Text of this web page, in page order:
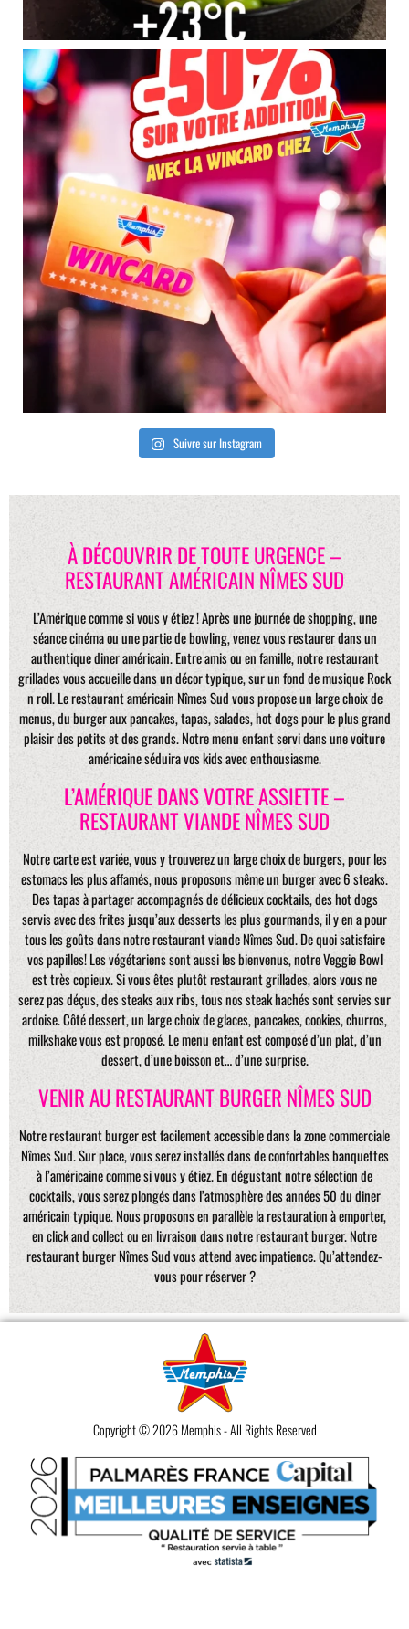
Suivre sur Instagram
À DÉCOUVRIR DE TOUTE URGENCE –
RESTAURANT AMÉRICAIN NÎMES SUD
L’Amérique comme si vous y étiez ! Après une journée de shopping, une
séance cinéma ou une partie de bowling, venez vous restaurer dans un
authentique diner américain. Entre amis ou en famille, notre restaurant
grillades vous accueille dans un décor typique, sur un fond de musique Rock
n roll. Le restaurant américain Nîmes Sud vous propose un large choix de
menus, du burger aux pancakes, tapas, salades, hot dogs pour le plus grand
plaisir des petits et des grands. Notre menu enfant servi dans une voiture
américaine séduira vos kids avec enthousiasme.
L’AMÉRIQUE DANS VOTRE ASSIETTE –
RESTAURANT VIANDE NÎMES SUD
Notre carte est variée, vous y trouverez un large choix de burgers, pour les
estomacs les plus affamés, nous proposons même un burger avec 6 steaks.
Des tapas à partager accompagnés de délicieux cocktails, des hot dogs
servis avec des frites jusqu’aux desserts les plus gourmands, il y en a pour
tous les goûts dans notre restaurant viande Nîmes Sud. De quoi satisfaire
vos papilles! Les végétariens sont aussi les bienvenus, notre Veggie Bowl
est très copieux. Si vous êtes plutôt restaurant grillades, alors vous ne
serez pas déçus, des steaks aux ribs, tous nos steak hachés sont servies sur
ardoise. Côté dessert, un large choix de glaces, pancakes, cookies, churros,
milkshake vous est proposé. Le menu enfant est composé d’un plat, d’un
dessert, d’une boisson et… d’une surprise.
VENIR AU RESTAURANT BURGER NÎMES SUD
Notre restaurant burger est facilement accessible dans la zone commerciale
Nîmes Sud. Sur place, vous serez installés dans de confortables banquettes
à l’américaine comme si vous y étiez. En dégustant notre sélection de
cocktails, vous serez plongés dans l’atmosphère des années 50 du diner
américain typique. Nous proposons en parallèle la restauration à emporter,
en click and collect ou en livraison dans notre restaurant burger. Notre
restaurant burger Nîmes Sud vous attend avec impatience. Qu’attendez-
vous pour réserver ?
Copyright © 2026 Memphis - All Rights Reserved